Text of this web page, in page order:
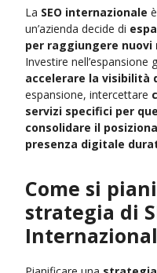
La SEO internazionale
un’azienda decide di
per raggiungere
Investire nell’espansione
accelerare la visibilità
espansione, intercettare
servizi specifici per
consolidare il
presenza digitale
Come si
strategia di